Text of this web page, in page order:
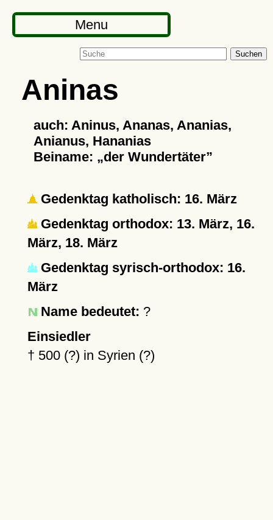
Menu
Suchen
Aninas
auch: Aninus, Ananas, Ananias,
Anianus, Hananias
Beiname:
der Wundertäter
Gedenktag katholisch: 16. März
Gedenktag orthodox: 13. März, 16.
März, 18. März
Gedenktag syrisch-orthodox: 16.
März
Name bedeutet: ?
Einsiedler
† 500 (?) in Syrien (?)